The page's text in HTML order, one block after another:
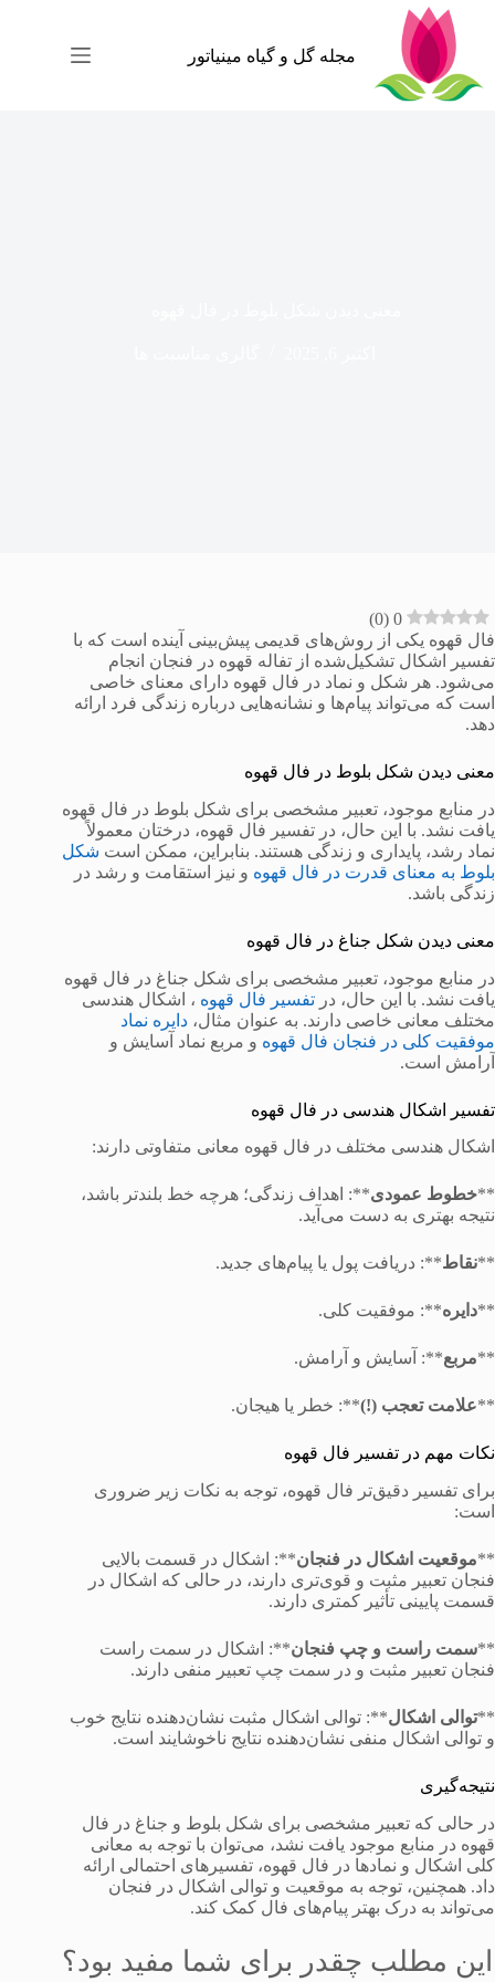
مجله گل و گیاه مینیاتور
0
(
0
)
فال قهوه یکی از روش‌های قدیمی پیش‌بینی آینده است که با
تفسیر اشکال تشکیل‌شده از تفاله قهوه در فنجان انجام
می‌شود. هر شکل و نماد در فال قهوه دارای معنای خاصی
است که می‌تواند پیام‌ها و نشانه‌هایی درباره زندگی فرد ارائه
دهد.
معنی دیدن شکل بلوط در فال قهوه
در منابع موجود، تعبیر مشخصی برای شکل بلوط در فال قهوه
یافت نشد. با این حال، در تفسیر فال قهوه، درختان معمولاً
نماد رشد، پایداری و زندگی هستند. بنابراین، ممکن است شکل
بلوط به معنای قدرت در فال قهوه و نیز استقامت و رشد در
زندگی باشد.
معنی دیدن شکل جناغ در فال قهوه
در منابع موجود، تعبیر مشخصی برای شکل جناغ در فال قهوه
یافت نشد. با این حال، در تفسیر فال قهوه ، اشکال هندسی
مختلف معانی خاصی دارند. به عنوان مثال، دایره نماد
موفقیت کلی در فنجان فال قهوه و مربع نماد آسایش و
آرامش است.
تفسیر اشکال هندسی در فال قهوه
اشکال هندسی مختلف در فال قهوه معانی متفاوتی دارند:
**خطوط عمودی**: اهداف زندگی؛ هرچه خط بلندتر باشد،
نتیجه بهتری به دست می‌آید.
**نقاط**: دریافت پول یا پیام‌های جدید.
**دایره**: موفقیت کلی.
**مربع**: آسایش و آرامش.
**علامت تعجب (!)**: خطر یا هیجان.
نکات مهم در تفسیر فال قهوه
برای تفسیر دقیق‌تر فال قهوه، توجه به نکات زیر ضروری
است:
**موقعیت اشکال در فنجان**: اشکال در قسمت بالایی
فنجان تعبیر مثبت و قوی‌تری دارند، در حالی که اشکال در
قسمت پایینی تأثیر کمتری دارند.
**سمت راست و چپ فنجان**: اشکال در سمت راست
فنجان تعبیر مثبت و در سمت چپ تعبیر منفی دارند.
**توالی اشکال**: توالی اشکال مثبت نشان‌دهنده نتایج خوب
و توالی اشکال منفی نشان‌دهنده نتایج ناخوشایند است.
نتیجه‌گیری
در حالی که تعبیر مشخصی برای شکل بلوط و جناغ در فال
قهوه در منابع موجود یافت نشد، می‌توان با توجه به معانی
کلی اشکال و نمادها در فال قهوه، تفسیرهای احتمالی ارائه
داد. همچنین، توجه به موقعیت و توالی اشکال در فنجان
می‌تواند به درک بهتر پیام‌های فال کمک کند.
این مطلب چقدر برای شما مفید بود؟